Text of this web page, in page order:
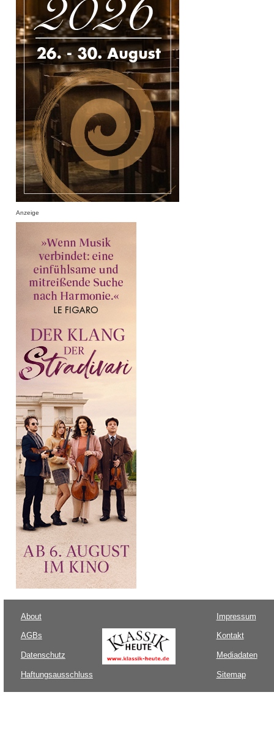
Anzeige
About
AGBs
Datenschutz
Haftungsausschluss
Impressum
Kontakt
Mediadaten
Sitemap